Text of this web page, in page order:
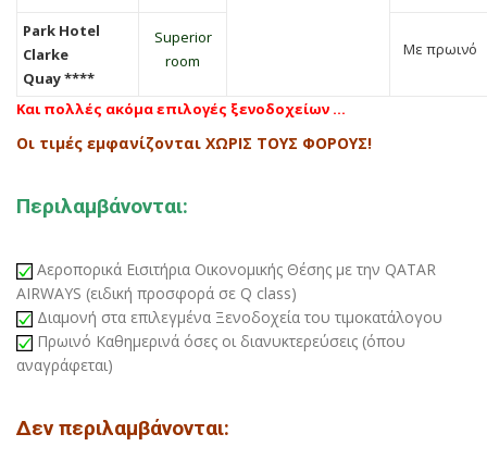
Park Hotel
Clarke
Quay ****
Superior
room
Με πρωινό
Και πολλές ακόμα επιλογές ξενοδοχείων …
Οι τιμές εμφανίζονται ΧΩΡΙΣ ΤΟΥΣ ΦΟΡΟΥΣ!
Περιλαμβάνονται:
Αεροπορικά Εισιτήρια Οικονομικής Θέσης με την QATAR
AIRWAYS (ειδική προσφορά σε Q class)
Διαμονή στα επιλεγμένα Ξενοδοχεία του τιμοκατάλογου
Πρωινό Καθημερινά όσες οι διανυκτερεύσεις (όπου
αναγράφεται)
Δεν περιλαμβάνονται: